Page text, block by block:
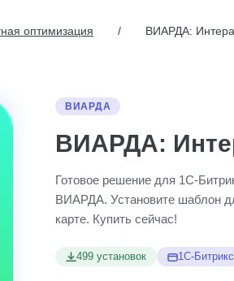
оптимизация ВИАРДА:
ВИАРДА
ВИАРДА:
Готовое решение для 1С-
ВИАРДА. Установите шаблон
карте. Купить сейчас!
499 установок 1С-Битрикс